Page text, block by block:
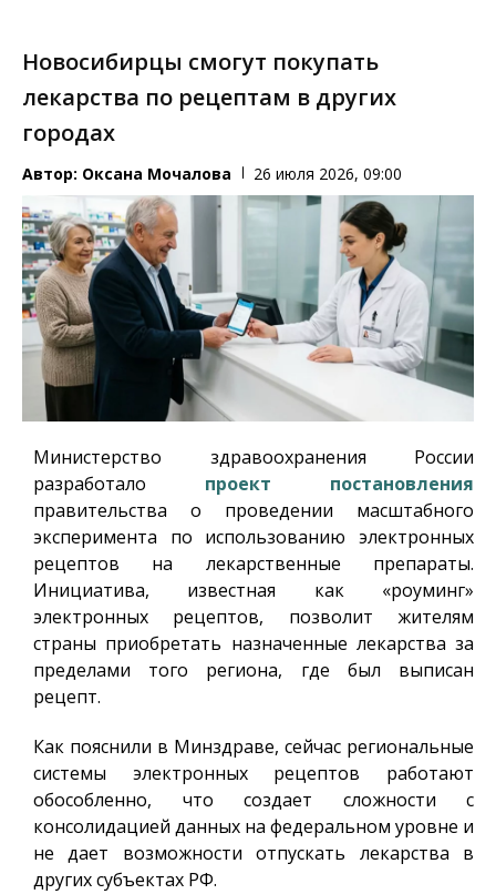
Новосибирцы смогут покупать
лекарства по рецептам в других
городах
Автор: Оксана Мочалова 26 июля 2026, 09:00
Министерство здравоохранения России
разработало проект постановления
правительства о проведении масштабного
эксперимента по использованию электронных
рецептов на лекарственные препараты.
Инициатива, известная как «роуминг»
электронных рецептов, позволит жителям
страны приобретать назначенные лекарства за
пределами того региона, где был выписан
рецепт.
Как пояснили в Минздраве, сейчас региональные
системы электронных рецептов работают
обособленно, что создает сложности с
консолидацией данных на федеральном уровне и
не дает возможности отпускать лекарства в
других субъектах РФ.